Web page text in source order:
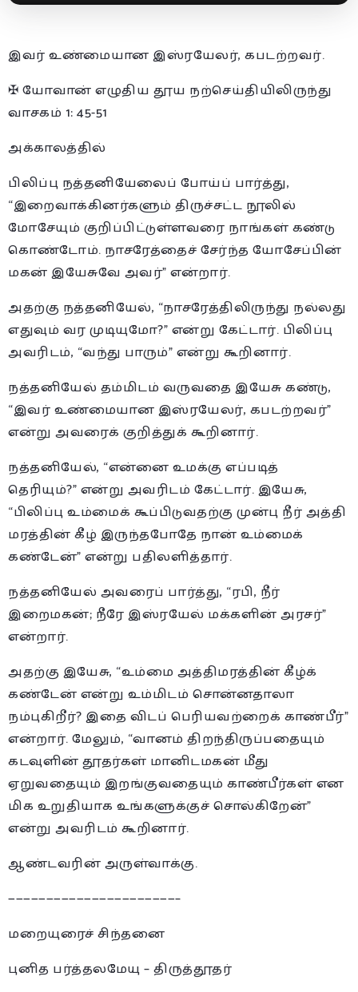
இவர் உண்மையான இஸ்ரயேலர், கபடற்றவர்.
✠ யோவான் எழுதிய தூய நற்செய்தியிலிருந்து
வாசகம் 1: 45-51
அக்காலத்தில்
பிலிப்பு நத்தனியேலைப் போய்ப் பார்த்து,
“இறைவாக்கினர்களும் திருச்சட்ட நூலில்
மோசேயும் குறிப்பிட்டுள்ளவரை நாங்கள் கண்டு
கொண்டோம். நாசரேத்தைச் சேர்ந்த யோசேப்பின்
மகன் இயேசுவே அவர்” என்றார்.
அதற்கு நத்தனியேல், “நாசரேத்திலிருந்து நல்லது
எதுவும் வர முடியுமோ?” என்று கேட்டார். பிலிப்பு
அவரிடம், “வந்து பாரும்” என்று கூறினார்.
நத்தனியேல் தம்மிடம் வருவதை இயேசு கண்டு,
“இவர் உண்மையான இஸ்ரயேலர், கபடற்றவர்”
என்று அவரைக் குறித்துக் கூறினார்.
நத்தனியேல், “என்னை உமக்கு எப்படித்
தெரியும்?” என்று அவரிடம் கேட்டார். இயேசு,
“பிலிப்பு உம்மைக் கூப்பிடுவதற்கு முன்பு நீர் அத்தி
மரத்தின் கீழ் இருந்தபோதே நான் உம்மைக்
கண்டேன்” என்று பதிலளித்தார்.
நத்தனியேல் அவரைப் பார்த்து, “ரபி, நீர்
இறைமகன்; நீரே இஸ்ரயேல் மக்களின் அரசர்”
என்றார்.
அதற்கு இயேசு, “உம்மை அத்திமரத்தின் கீழ்க்
கண்டேன் என்று உம்மிடம் சொன்னதாலா
நம்புகிறீர்? இதை விடப் பெரியவற்றைக் காண்பீர்”
என்றார். மேலும், “வானம் திறந்திருப்பதையும்
கடவுளின் தூதர்கள் மானிடமகன் மீது
ஏறுவதையும் இறங்குவதையும் காண்பீர்கள் என
மிக உறுதியாக உங்களுக்குச் சொல்கிறேன்”
என்று அவரிடம் கூறினார்.
ஆண்டவரின் அருள்வாக்கு.
——————————————————————–
மறையுரைச் சிந்தனை
புனித பர்த்தலமேயு – திருத்தூதர்